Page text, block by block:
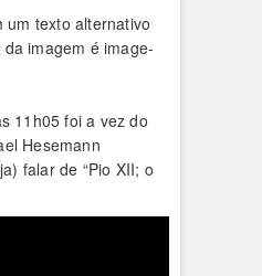
11h05 foi a vez do
Hesemann
falar de “Pio XII; o